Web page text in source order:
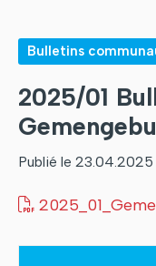
Bulletins
2025/01
Publié le 23.04.2025